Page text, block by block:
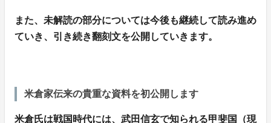
また、 未解読の部分については今後も継続して読み進め
ていき、引き続き翻刻文を公開していきます。
米倉家伝来の貴重な資料を初公開します
米倉氏は戦国時代には、武田信玄で知られる甲斐国（現